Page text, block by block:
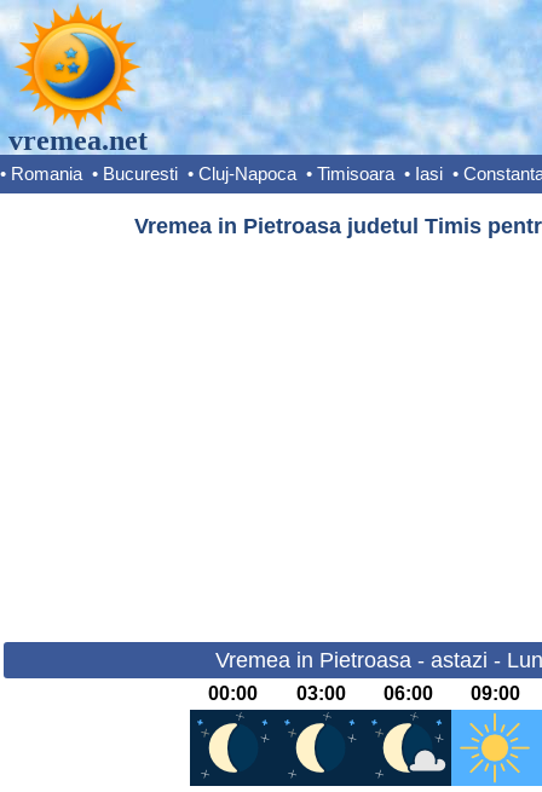
vremea.net
• Romania • Bucuresti • Cluj-Napoca • Timisoara • Iasi •
Vremea in Pietroasa judetul Timis
Vremea in Pietroasa - astazi -
00:00 03:00 06:00 09:00